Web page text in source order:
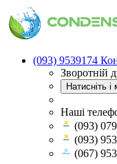
(093) 9539174
Зворотній
Натисніть
Наші
(093)
(093)
(067)